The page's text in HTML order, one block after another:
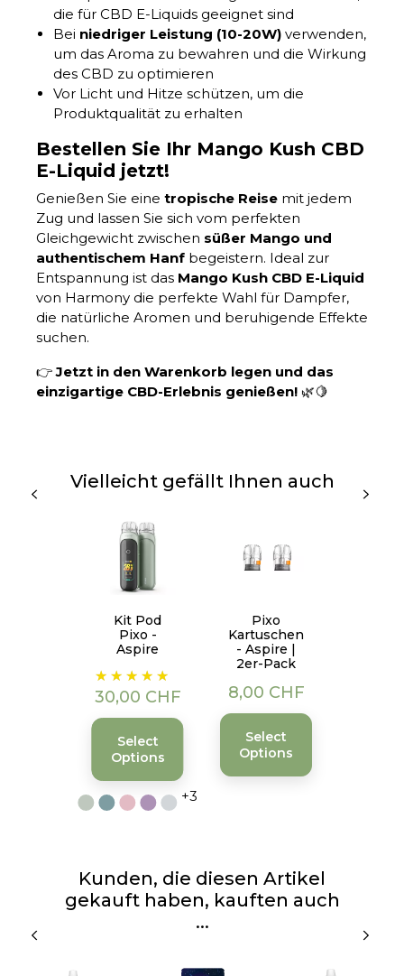
die für CBD E-Liquids geeignet sind
Bei niedriger Leistung (10-20W)verwenden,
um das Aroma zu bewahren und die Wirkung
des CBD zu optimieren
Vor Licht und Hitze schützen, um die
Produktqualität zu erhalten
Bestellen Sie Ihr Mango Kush CBD
E-Liquid jetzt!
Genießen Sie eine tropische Reise mit jedem
Zug und lassen Sie sich vom perfekten
Gleichgewicht zwischen süßer Mango und
authentischem Hanf begeistern. Ideal zur
Entspannung ist das Mango Kush CBD E-Liquid
von Harmony die perfekte Wahl für Dampfer,
die natürliche Aromen und beruhigende Effekte
suchen.
👉Jetzt in den Warenkorb legen und das
einzigartige CBD-Erlebnis genießen! 🌿🍋
Vielleicht gefällt Ihnen auch
Kit Pod
Pixo -
Aspire
Preis
30,00 CHF
Select
Options
+3
Pixo
Kartuschen
- Aspire |
2er-Pack
Preis
8,00 CHF
Select
Options
Kunden, die diesen Artikel
gekauft haben, kauften auch
...